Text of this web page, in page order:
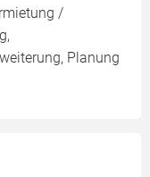
/
Planung